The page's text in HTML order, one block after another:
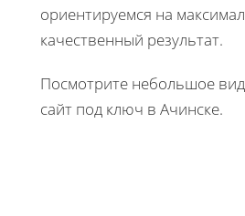
ориентируемся на
качественный результат.
Посмотрите небольшое
сайт под ключ в Ачинске.